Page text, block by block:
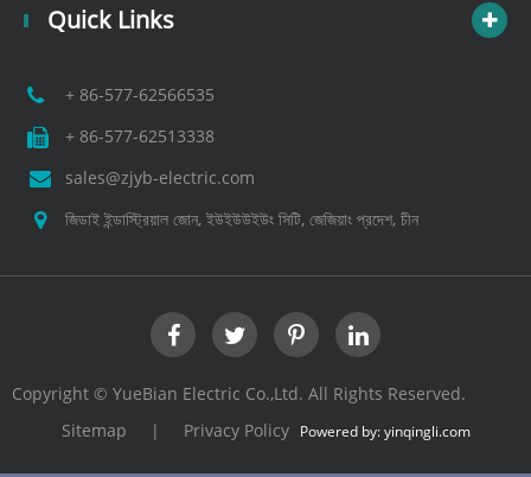
Quick Links
+ 86-577-62566535
+ 86-577-62513338
sales@zjyb-electric.com
জিডাই ইন্ডাস্ট্রিয়াল জোন, ইউইউউইউং সিটি, জেজিয়াং প্রদেশ, চীন
Copyright © YueBian Electric Co.,Ltd. All Rights Reserved.
Sitemap | Privacy Policy Powered by: yinqingli.com